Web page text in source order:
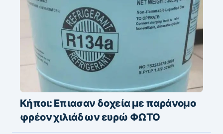
Κήποι: Επιασαν δοχεία με παράνομο
φρέον χιλιάδων ευρώ ΦΩΤΟ